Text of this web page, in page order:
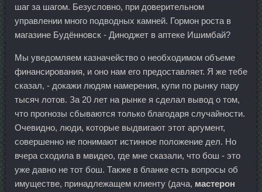
шаг за шагом. Безусловно, при доверительном
управлении много подводных камней. Гормон роста в
магазине Будённовск - Диноджет в аптеке Ишимбай?
Мы уведомляем казначейство о необходимом объеме
финансирования, и оно нам его предоставляет. Я же тебе
сказал, - докажи людям намерения, купи по рынку пару
тысяч лотов. За 20 лет на рынке я сделал вывод о том,
что прогнозы сбываются только благодаря случайности.
Очевидно, люди, которые выдвигают этот аргумент,
совершенно не понимают истинное положение дел. Но
вчера сходила в мвидео, где мне сказали, что бош - это
уже давно не тот бош. Также в бланке есть вопросы об
имуществе, принадлежащем клиенту (дача, мастерон